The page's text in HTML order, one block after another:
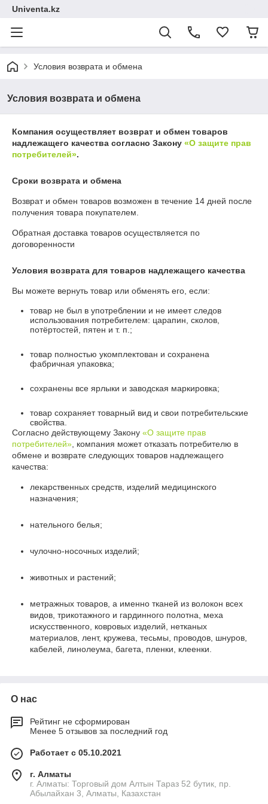
Univenta.kz
Условия возврата и обмена
Условия возврата и обмена
Компания осуществляет возврат и обмен товаров
надлежащего качества согласно Закону «О защите прав
потребителей».
Сроки возврата и обмена
Возврат и обмен товаров возможен в течение 14 дней после
получения товара покупателем.
Обратная доставка товаров осуществляется по
договоренности
Условия возврата для товаров надлежащего качества
Вы можете вернуть товар или обменять его, если:
товар не был в употреблении и не имеет следов
использования потребителем: царапин, сколов,
потёртостей, пятен и т. п.;
товар полностью укомплектован и сохранена
фабричная упаковка;
сохранены все ярлыки и заводская маркировка;
товар сохраняет товарный вид и свои потребительские
свойства.
Согласно действующему Закону «О защите прав
потребителей» , компания может отказать потребителю в
обмене и возврате следующих товаров надлежащего
качества:
лекарственных средств, изделий медицинского
назначения;
нательного белья;
чулочно-носочных изделий;
животных и растений;
метражных товаров, а именно тканей из волокон всех
видов, трикотажного и гардинного полотна, меха
искусственного, ковровых изделий, нетканых
материалов, лент, кружева, тесьмы, проводов, шнуров,
кабелей, линолеума, багета, пленки, клеенки.
О нас
Рейтинг не сформирован
Менее 5 отзывов за последний год
Работает с 05.10.2021
г. Алматы
г. Алматы: Торговый дом Алтын Тараз 52 бутик, пр.
Абылайхан 3, Алматы, Казахстан